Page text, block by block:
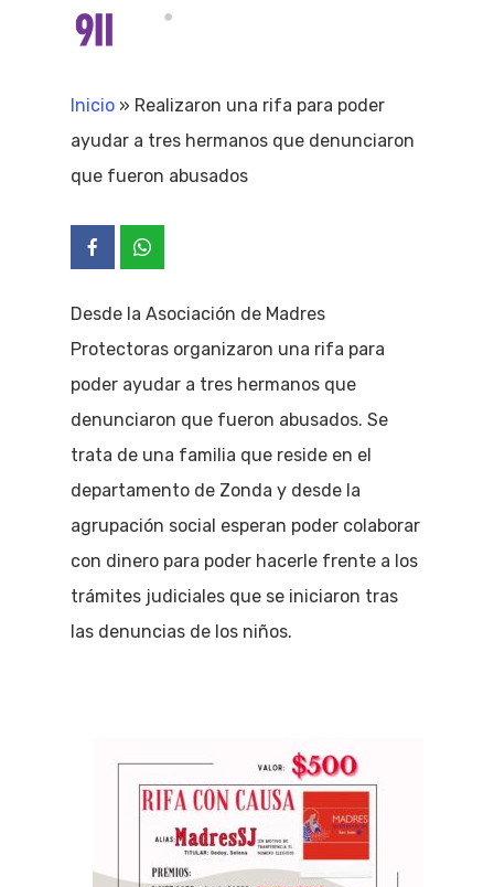
Inicio » Realizaron una rifa para poder
ayudar a tres hermanos que denunciaron
que fueron abusados
Desde la Asociación de Madres
Protectoras organizaron una rifa para
poder ayudar a tres hermanos que
denunciaron que fueron abusados. Se
trata de una familia que reside en el
departamento de Zonda y desde la
agrupación social esperan poder colaborar
con dinero para poder hacerle frente a los
trámites judiciales que se iniciaron tras
las denuncias de los niños.